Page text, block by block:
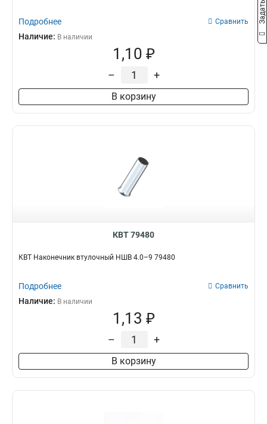
Подробнее Сравнить
Наличие: В наличии
1,10 ₽
– +
В корзину
КВТ 79480
КВТ Наконечник втулочный НШВ 4.0–9 79480
Подробнее Сравнить
Наличие: В наличии
1,13 ₽
– +
В корзину